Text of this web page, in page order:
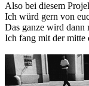
Also bei diesem
Ich würd gern von
Das ganze wird dann
Ich fang mit der mitte